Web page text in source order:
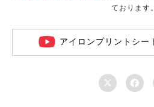
ております。
アイロンプリントシー
 